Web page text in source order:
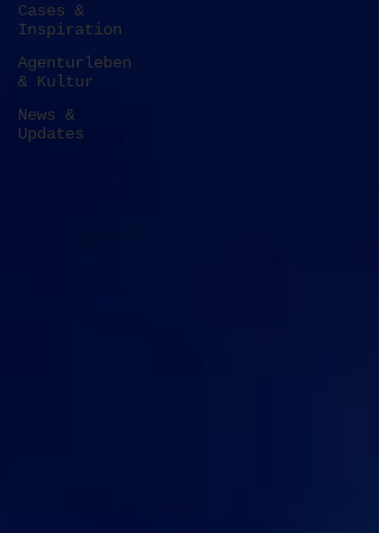
Cases &
Inspiration
Agenturleben
& Kultur
News &
Updates